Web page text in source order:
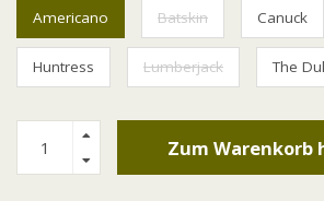
Americano Batskin Canuck
Huntress Lumberjack The
Zum Warenkorb